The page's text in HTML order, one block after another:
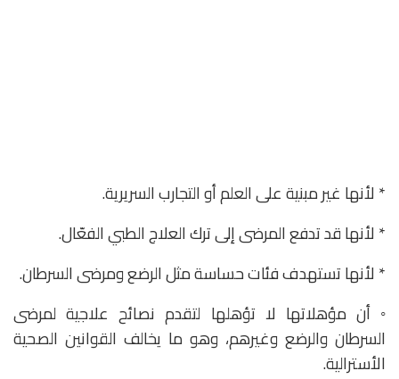
* لأنها غير مبنية على العلم أو التجارب السريرية.
* لأنها قد تدفع المرضى إلى ترك العلاج الطبي الفعّال.
* لأنها تستهدف فئات حساسة مثل الرضع ومرضى السرطان.
◦ أن مؤهلاتها لا تؤهلها لتقدم نصائح علاجية لمرضى
السرطان والرضع وغيرهم، وهو ما يخالف القوانين الصحية
الأسترالية.